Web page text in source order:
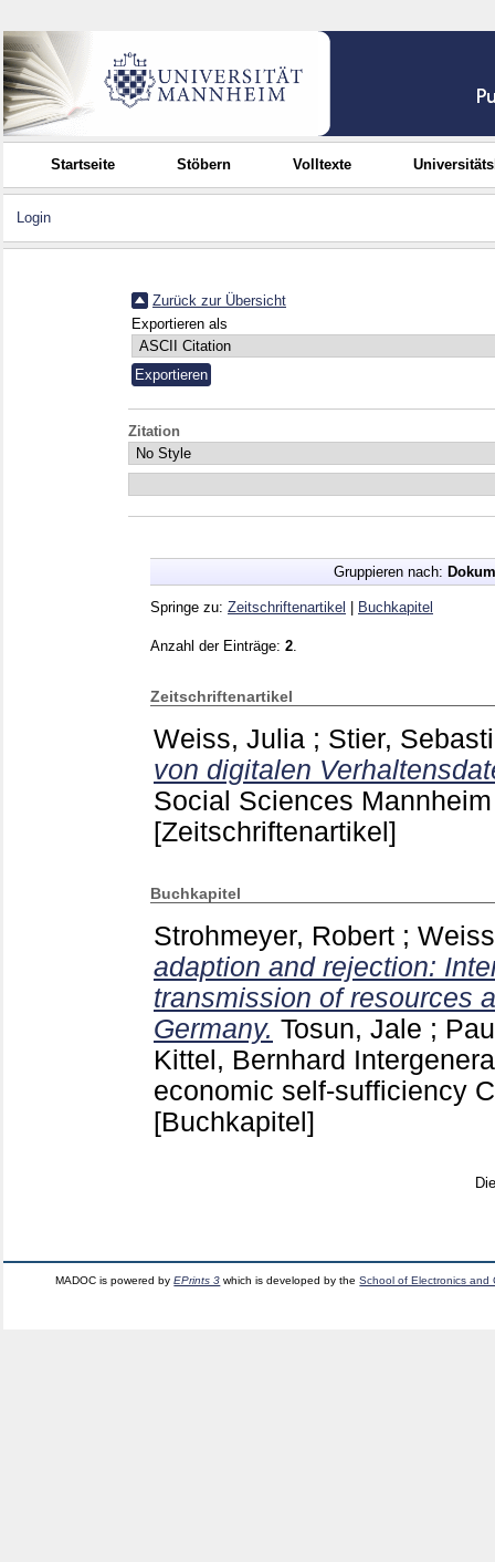
Startseite Stöbern Volltexte
Login
Zurück zur Übersicht
Exportieren als
Zitation
Gruppieren nach:
Springe zu: Zeitschriftenartikel Buchkapitel
Anzahl der Einträge: 2
Zeitschriftenartikel
Weiss, Julia ; Stier,
von digitalen
Social Sciences
[Zeitschriftenartikel]
Buchkapitel
Strohmeyer, Robert ;
adaption and rejection:
transmission of resources
Germany. Tosun, Jale ;
Kittel, Bernhard
economic self-sufficiency
[Buchkapitel]
MADOC is powered byEPrints 3 which is developed by theSchool of Electronics and